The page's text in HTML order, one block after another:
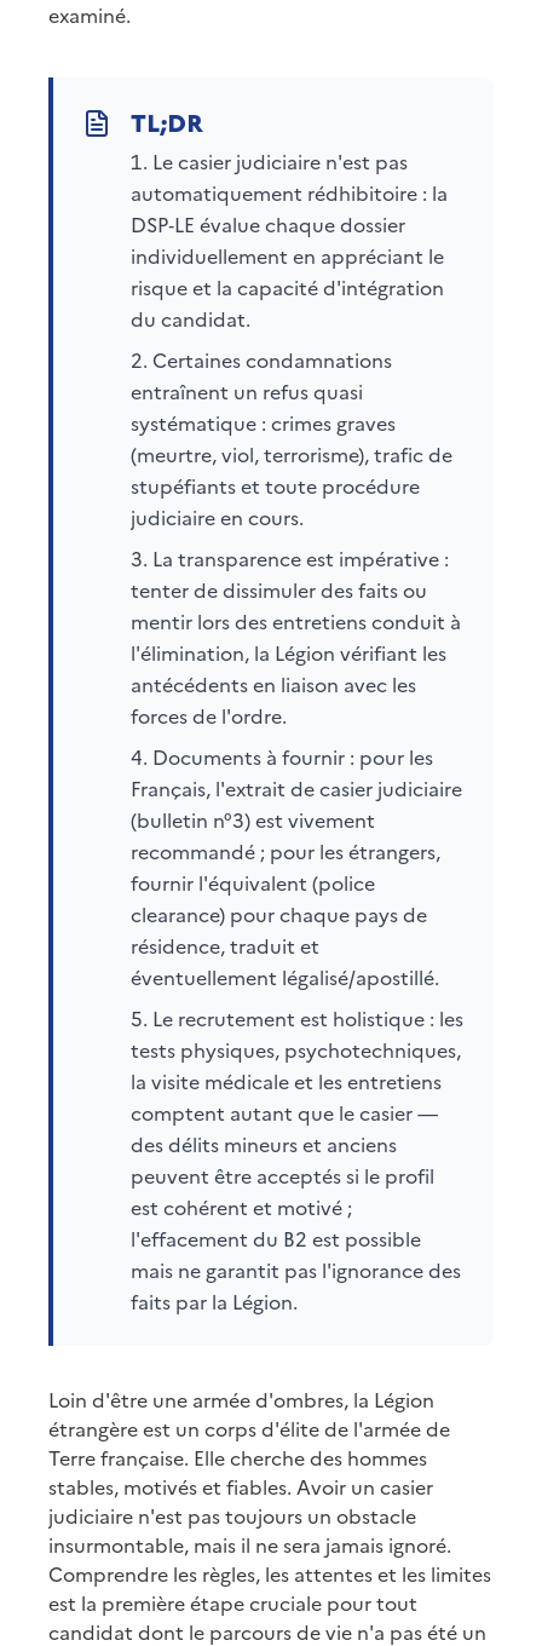
examiné.
Le casier judiciaire n'est pas
automatiquement rédhibitoire : la
DSP‑LE évalue chaque dossier
individuellement en appréciant le
risque et la capacité d'intégration
du candidat.
Certaines condamnations
entraînent un refus quasi
systématique : crimes graves
(meurtre, viol, terrorisme), trafic de
stupéfiants et toute procédure
judiciaire en cours.
La transparence est impérative :
tenter de dissimuler des faits ou
mentir lors des entretiens conduit à
l'élimination, la Légion vérifiant les
antécédents en liaison avec les
forces de l'ordre.
Documents à fournir : pour les
Français, l'extrait de casier judiciaire
(bulletin n°3) est vivement
recommandé ; pour les étrangers,
fournir l'équivalent (police
clearance) pour chaque pays de
résidence, traduit et
éventuellement légalisé/apostillé.
Le recrutement est holistique : les
tests physiques, psychotechniques,
la visite médicale et les entretiens
comptent autant que le casier —
des délits mineurs et anciens
peuvent être acceptés si le profil
est cohérent et motivé ;
l'effacement du B2 est possible
mais ne garantit pas l'ignorance des
faits par la Légion.
Loin d'être une armée d'ombres, la Légion
étrangère est un corps d'élite de l'armée de
Terre française. Elle cherche des hommes
stables, motivés et fiables. Avoir un casier
judiciaire n'est pas toujours un obstacle
insurmontable, mais il ne sera jamais ignoré.
Comprendre les règles, les attentes et les limites
est la première étape cruciale pour tout
candidat dont le parcours de vie n'a pas été un